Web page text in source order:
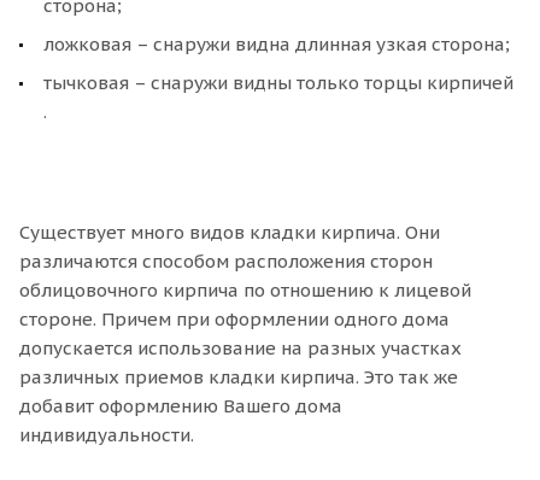
сторона;
ложковая – снаружи видна длинная узкая сторона;
тычковая – снаружи видны только торцы кирпичей
.
Существует много видов кладки кирпича. Они
различаются способом расположения сторон
облицовочного кирпича по отношению к лицевой
стороне. Причем при оформлении одного дома
допускается использование на разных участках
различных приемов кладки кирпича. Это так же
добавит оформлению Вашего дома
индивидуальности.